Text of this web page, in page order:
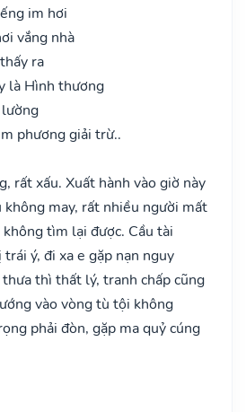
im hơi
vắng nhà
ra
là Hình thương
phương giải trừ..
rất xấu. Xuất hành vào giờ này
may, rất nhiều người mất
tìm lại được. Cầu tài
ý, đi xa e gặp nạn nguy
thì thất lý, tranh chấp cũng
vào vòng tù tội không
phải đòn, gặp ma quỷ cúng